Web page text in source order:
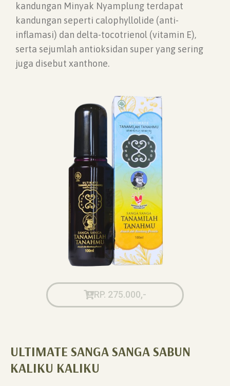
kandungan Minyak Nyamplung terdapat
kandungan seperti calophyllolide (anti-
inflamasi) dan delta-tocotrienol (vitamin E),
serta sejumlah antioksidan super yang sering
juga disebut xanthone.
RP. 275.000,-
ULTIMATE SANGA SANGA SABUN
KALIKU KALIKU